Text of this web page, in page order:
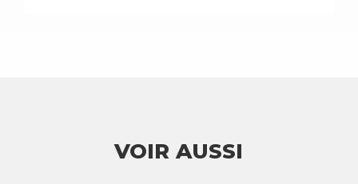
VOIR AUSSI